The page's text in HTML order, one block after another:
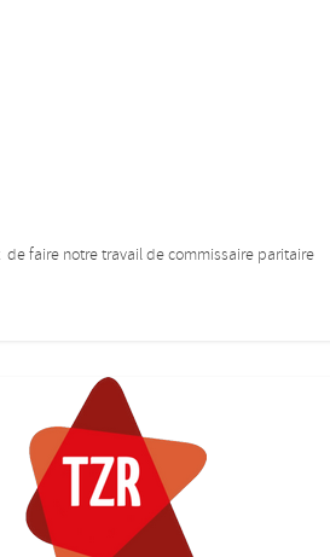
faire notre travail de commissaire paritaire